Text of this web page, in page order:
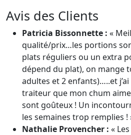
Avis des Clients
Patricia Bissonnette : «
qualité/prix…les portions
plats réguliers ou un extra
dépend du plat), on mange
adultes et 2 enfants)…..et
traiteur que mon chum
sont goûteux ! Un
les semaines trop remplies !
Nathalie Provencher : «